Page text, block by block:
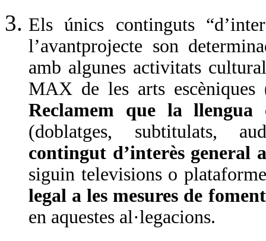
Els únics continguts
l’avantprojecte son
amb algunes activitats
MAX de les arts escèniques
Reclamem que la
(doblatges, subtitulats,
contingut d’interès general
siguin televisions o
legal a les mesures de
en aquestes al·legacions.